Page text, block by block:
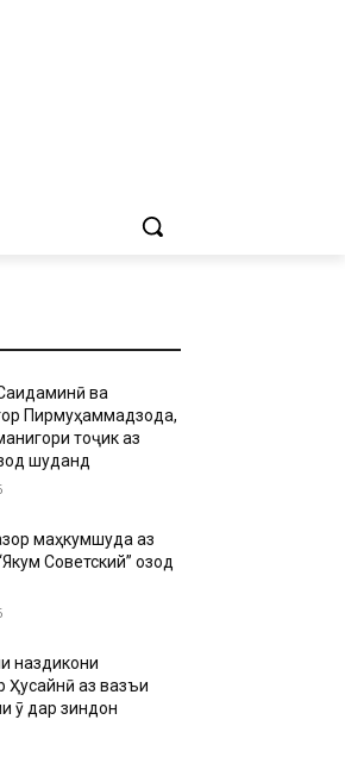
ва
Пирмуҳаммадзода,
тоҷик аз
шуданд
маҳкумшуда аз
Советский” озод
наздикони
Ҳусайнӣ аз вазъи
ӯ дар зиндон